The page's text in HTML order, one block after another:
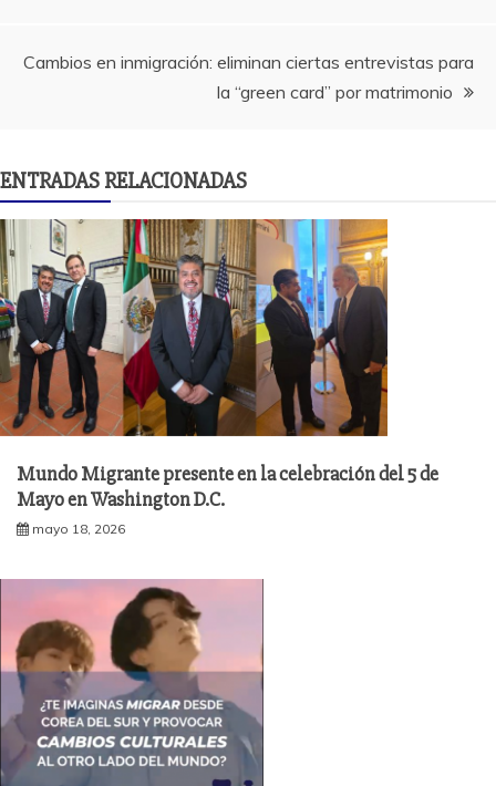
Cambios en inmigración: eliminan ciertas entrevistas para
la “green card” por matrimonio
ENTRADAS RELACIONADAS
Mundo Migrante presente en la celebración del 5 de
Mayo en Washington D.C.
mayo 18, 2026